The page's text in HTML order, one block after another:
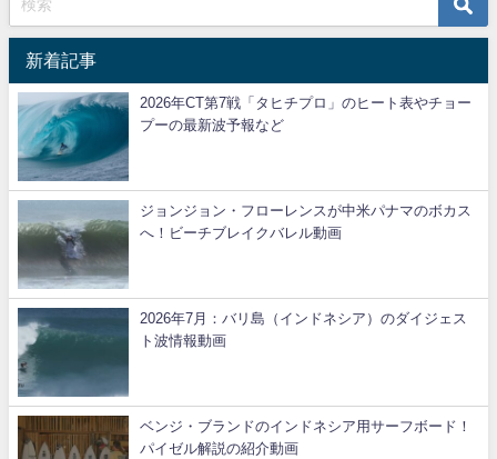
新着記事
2026年CT第7戦「タヒチプロ」のヒート表やチョー
プーの最新波予報など
ジョンジョン・フローレンスが中米パナマのボカス
へ！ビーチブレイクバレル動画
2026年7月：バリ島（インドネシア）のダイジェス
ト波情報動画
ベンジ・ブランドのインドネシア用サーフボード！
パイゼル解説の紹介動画